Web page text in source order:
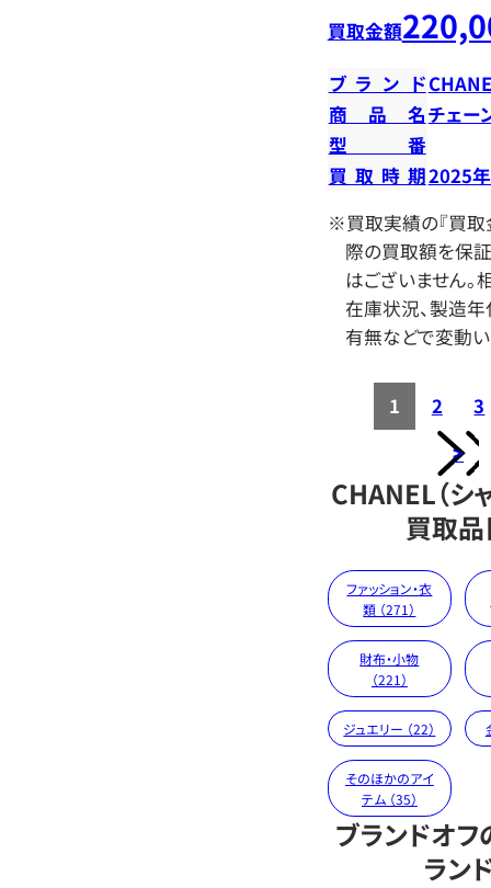
買取金額
ブランド
商品名チェー
型番
買取時期2025
※買取実績の『買取
際の買取額を保
はございません。
在庫状況、製造年
有無などで変動い
1 2
3
>
CHANEL（シ
買取
ファッション・衣
類 （271）
財布・小物
（221）
ジュエリー （22）
そのほかのアイ
テム （35）
ブランドオ
ラン